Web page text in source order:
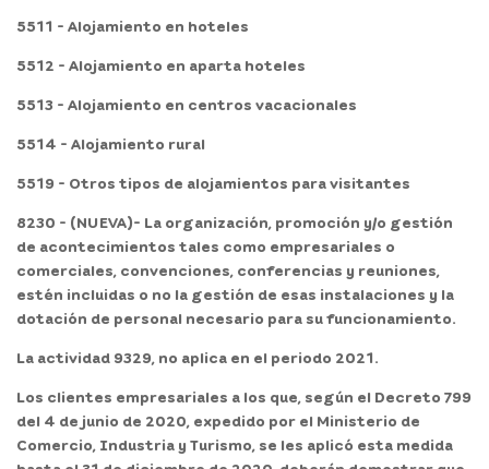
5511 - Alojamiento en hoteles
5512 - Alojamiento en aparta hoteles
5513 - Alojamiento en centros vacacionales
5514 - Alojamiento rural
5519 - Otros tipos de alojamientos para visitantes
8230 - (NUEVA)- La organización, promoción y/o gestión
de acontecimientos tales como empresariales o
comerciales, convenciones, conferencias y reuniones,
estén incluidas o no la gestión de esas instalaciones y la
dotación de personal necesario para su funcionamiento.
La actividad 9329, no aplica en el periodo 2021.
Los clientes empresariales a los que, según el Decreto 799
del 4 de junio de 2020, expedido por el Ministerio de
Comercio, Industria y Turismo, se les aplicó esta medida